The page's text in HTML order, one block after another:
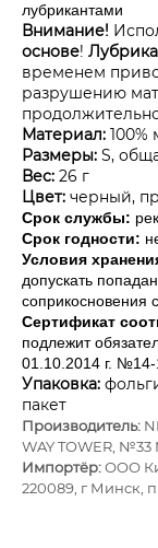
лубрикантами
Внимание!
основе!
временем
разрушению
Материал:
Размеры: S,
Вес: 26 г
Цвет: черный,
Срок службы:
Срок годности:
Условия
допускать
соприкосновения
Сертификат
подлежит
01.10.2014 г.
Упаковка:
пакет
Производитель:
WAY TOWER, №33
Импортёр:ОOО
220089, г Минск,